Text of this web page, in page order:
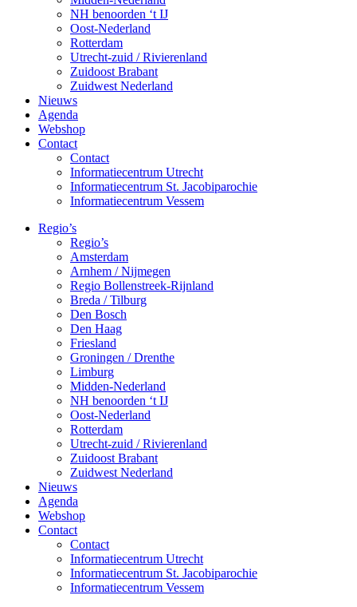
NH benoorden ‘t IJ
Oost-Nederland
Rotterdam
Utrecht-zuid / Rivierenland
Zuidoost Brabant
Zuidwest Nederland
Nieuws
Agenda
Webshop
Contact
Contact
Informatiecentrum Utrecht
Informatiecentrum St. Jacobiparochie
Informatiecentrum Vessem
Regio’s
Regio’s
Amsterdam
Arnhem / Nijmegen
Regio Bollenstreek-Rijnland
Breda / Tilburg
Den Bosch
Den Haag
Friesland
Groningen / Drenthe
Limburg
Midden-Nederland
NH benoorden ‘t IJ
Oost-Nederland
Rotterdam
Utrecht-zuid / Rivierenland
Zuidoost Brabant
Zuidwest Nederland
Nieuws
Agenda
Webshop
Contact
Contact
Informatiecentrum Utrecht
Informatiecentrum St. Jacobiparochie
Informatiecentrum Vessem